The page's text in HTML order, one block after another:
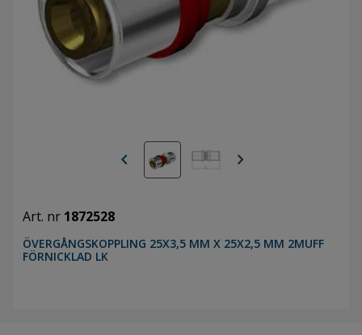
chevron_left chevron_right
Art. nr 1872528
ÖVERGÅNGSKOPPLING 25X3,5 MM X 25X2,5 MM 2MUFF
FÖRNICKLAD LK